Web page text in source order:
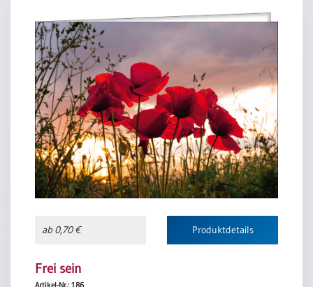
ab 0,70 € Produktdetails
Frei sein
Artikel-Nr.: 186